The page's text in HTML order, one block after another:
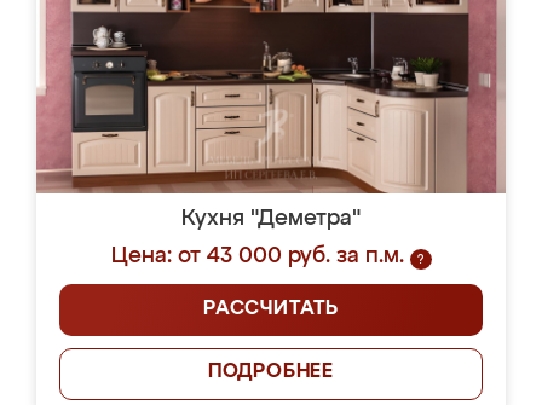
Кухня "Деметра"
Цена: от 43 000 руб. за п.м.
?
РАССЧИТАТЬ
ПОДРОБНЕЕ